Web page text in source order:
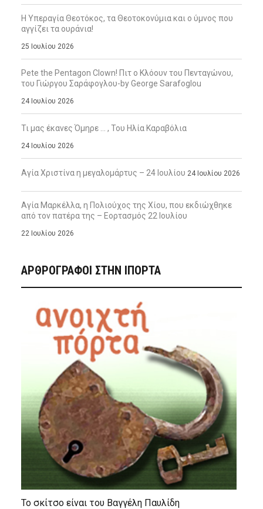
Η Υπεραγία Θεοτόκος, τα Θεοτοκονύμια και ο ύμνος που
αγγίζει τα ουράνια!
25 Ιουλίου 2026
Pete the Pentagon Clown! Πιτ ο Κλόουν του Πενταγώνου,
του Γιώργου Σαράφογλου-by George Sarafoglou
24 Ιουλίου 2026
Τι μας έκανες Όμηρε … , Του Ηλία Καραβόλια
24 Ιουλίου 2026
Αγία Χριστίνα η μεγαλομάρτυς – 24 Ιουλίου 24 Ιουλίου 2026
Αγία Μαρκέλλα, η Πολιούχος της Χίου, που εκδιώχθηκε
από τον πατέρα της – Εορτασμός 22 Ιουλίου
22 Ιουλίου 2026
ΑΡΘΡΟΓΡΑΦΟΙ ΣΤΗΝ IΠΟΡΤΑ
Το σκίτσο είναι του Βαγγέλη Παυλίδη